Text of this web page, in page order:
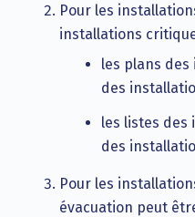
Pour les
installations
les plans
des
les listes des
des
Pour les
évacuation peut